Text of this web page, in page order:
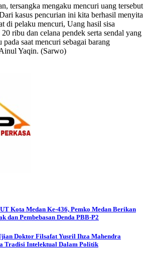
tersangka mengaku mencuri uang tersebut
kasus pencurian ini kita berhasil menyita
di pelaku mencuri, Uang hasil sisa
ribu dan celana pendek serta sendal yang
saat mencuri sebagai barang
Yaqin. (Sarwo)
Kota Medan Ke-436, Pemko Medan Berikan
dan Pembebasan Denda PBB-P2
Doktor Filsafat Yusril Ihza Mahendra
Tradisi Intelektual Dalam Politik